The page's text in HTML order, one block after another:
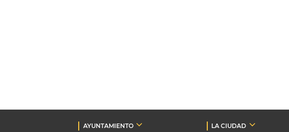
AYUNTAMIENTO LA CIUDAD